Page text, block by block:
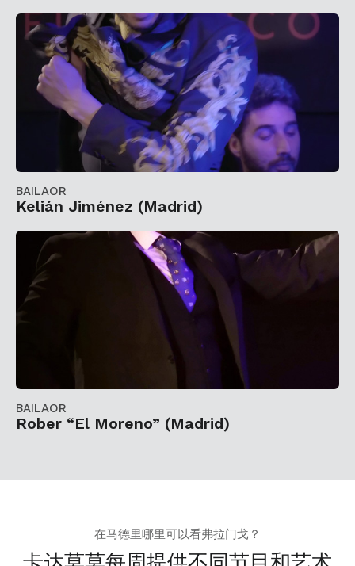
BAILAOR
Kelián Jiménez (Madrid)
BAILAOR
Rober “El Moreno” (Madrid)
在马德里哪里可以看弗拉门戈？